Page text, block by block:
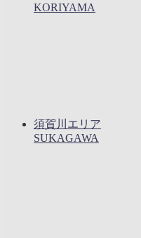
KORIYAMA
須賀川エリア
SUKAGAWA